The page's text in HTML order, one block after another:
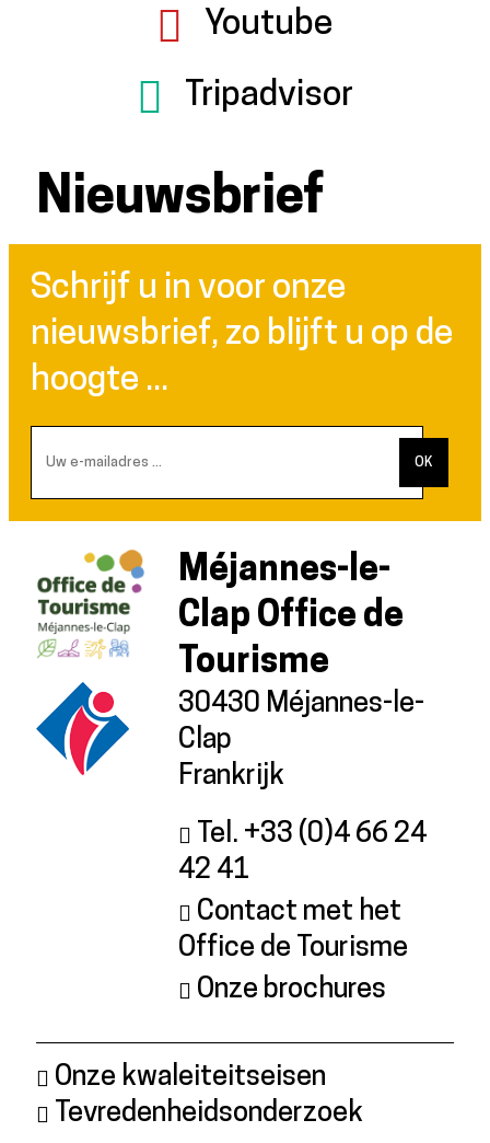
Youtube
Tripadvisor
Nieuwsbrief
Schrijf u in voor onze
nieuwsbrief, zo blijft u op de
hoogte ...
Méjannes-le-
Clap Office de
Tourisme
30430 Méjannes-le-
Clap
Frankrijk
Tel. +33 (0)4 66 24
42 41
Contact met het
Office de Tourisme
Onze brochures
Onze kwaleiteitseisen
Tevredenheidsonderzoek